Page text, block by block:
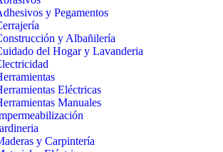
y Pegamentos
y Albañilería
del Hogar y Lavanderia
Eléctricas
Manuales
y Carpintería